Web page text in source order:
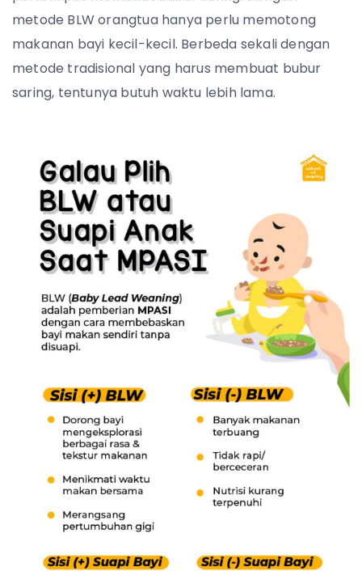
metode BLW orangtua hanya perlu memotong
makanan bayi kecil-kecil. Berbeda sekali dengan
metode tradisional yang harus membuat bubur
saring, tentunya butuh waktu lebih lama.